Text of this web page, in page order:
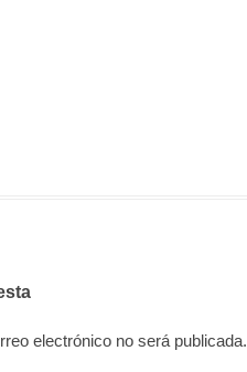
electrónico no será publicada.